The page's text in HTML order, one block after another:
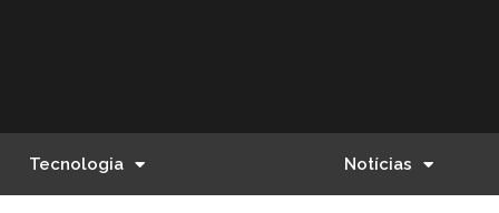
Tecnologia Notícias